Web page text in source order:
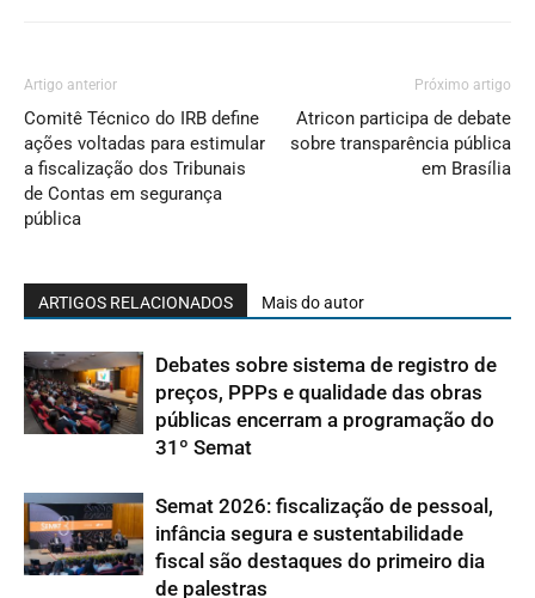
Artigo anterior
Comitê Técnico do IRB define
ações voltadas para estimular
a fiscalização dos Tribunais
de Contas em segurança
pública
Próximo artigo
Atricon participa de debate
sobre transparência pública
em Brasília
ARTIGOS RELACIONADOS Mais do autor
Debates sobre sistema de registro de
preços, PPPs e qualidade das obras
públicas encerram a programação do
31º Semat
Semat 2026: fiscalização de pessoal,
infância segura e sustentabilidade
fiscal são destaques do primeiro dia
de palestras